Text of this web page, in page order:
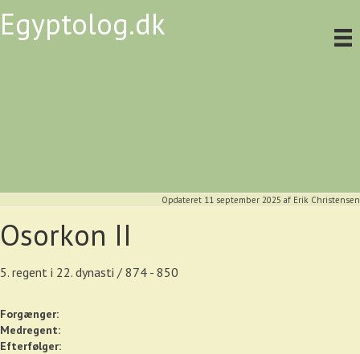
Egyptolog.dk
Opdateret 11 september 2025 af Erik Christensen
Osorkon II
5. regent i 22. dynasti / 874 - 850
Forgænger:
Medregent:
Efterfølger: